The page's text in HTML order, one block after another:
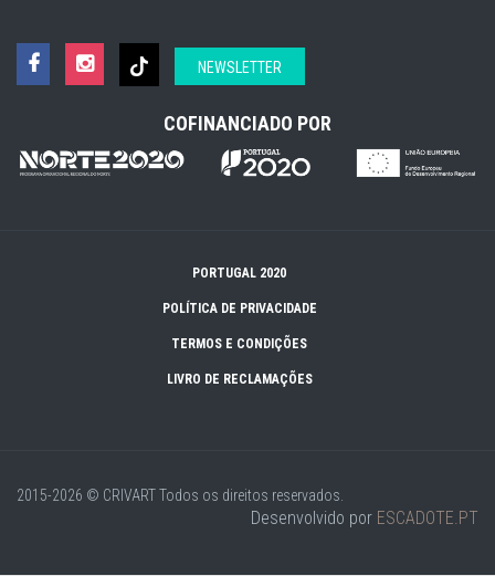
NEWSLETTER
COFINANCIADO POR
PORTUGAL 2020
POLÍTICA DE PRIVACIDADE
TERMOS E CONDIÇÕES
LIVRO DE RECLAMAÇÕES
2015-2026 © CRIVARTTodos os direitos reservados.
Desenvolvido por ESCADOTE.PT